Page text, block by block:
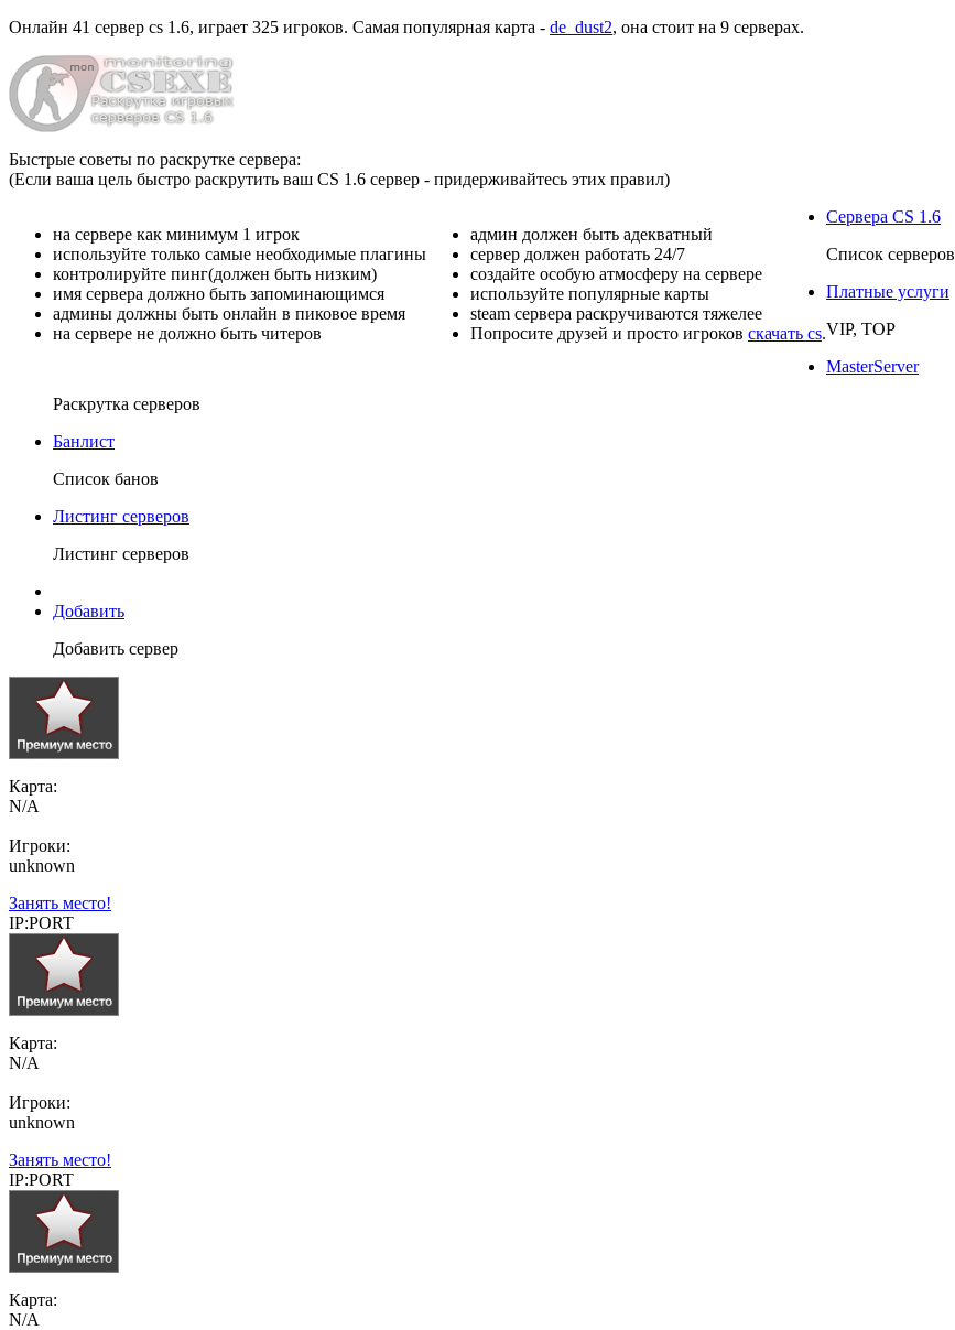
Онлайн 41 сервер cs 1.6, играет 325 игроков. Самая популярная карта - de_dust2, она стоит на 9 серверах.
Быстрые советы по раскрутке сервера:
(Если ваша цель быстро раскрутить ваш CS 1.6 сервер - придерживайтесь этих правил)
на сервере как минимум 1 игрок
используйте только самые необходимые плагины
контролируйте пинг(должен быть низким)
имя сервера должно быть запоминающимся
админы должны быть онлайн в пиковое время
на сервере не должно быть читеров
админ должен быть адекватный
сервер должен работать 24/7
создайте особую атмосферу на сервере
используйте популярные карты
steam сервера раскручиваются тяжелее
Попросите друзей и просто игроков скачать cs.
Сервера CS 1.6
Список серверов
Платные услуги
VIP, TOP
MasterServer
Раскрутка серверов
Банлист
Список банов
Листинг серверов
Листинг серверов
Добавить
Добавить сервер
Карта:
N/A
Игроки:
unknown
Занять место!
IP:PORT
Карта:
N/A
Игроки:
unknown
Занять место!
IP:PORT
Карта:
N/A